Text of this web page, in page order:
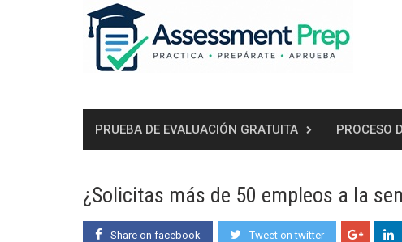
PRUEBA DE EVALUACIÓN GRATUITA PROCESO
¿Solicitas más de 50 empleos a la
Share on facebook Tweet on twitter